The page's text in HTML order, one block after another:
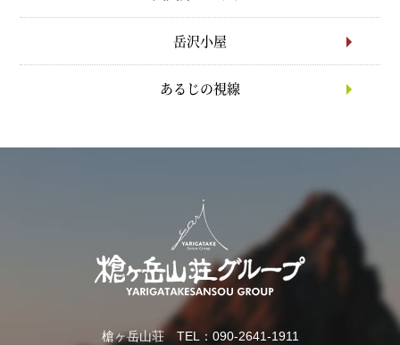
岳沢小屋
あるじの視線
槍ヶ岳山荘 TEL：090-2641-1911